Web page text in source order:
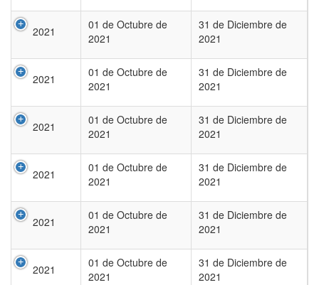
2021
01 de Octubre de
2021
31 de Diciembre de
2021
2021
01 de Octubre de
2021
31 de Diciembre de
2021
2021
01 de Octubre de
2021
31 de Diciembre de
2021
2021
01 de Octubre de
2021
31 de Diciembre de
2021
2021
01 de Octubre de
2021
31 de Diciembre de
2021
2021
01 de Octubre de
2021
31 de Diciembre de
2021